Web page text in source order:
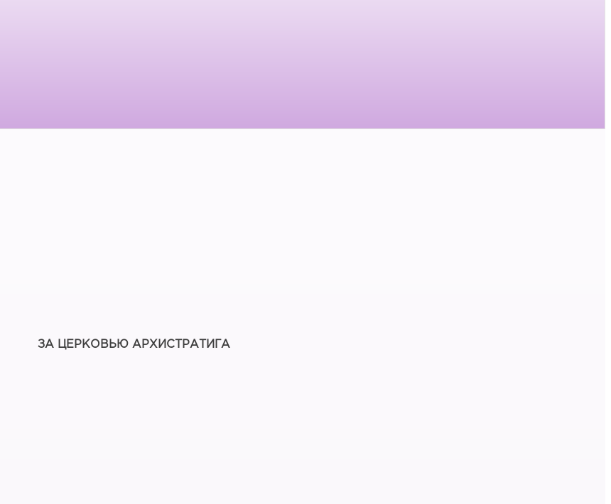
ЗА ЦЕРКОВЬЮ АРХИСТРАТИГА